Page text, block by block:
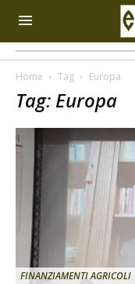
Home Tag Europa
Tag: Europa
FINANZIAMENTI AGRICOLI